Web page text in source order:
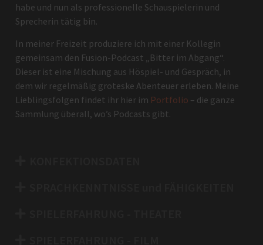
habe und nun als professionelle Schauspielerin und
Sprecherin tätig bin.
In meiner Freizeit produziere ich mit einer Kollegin
gemeinsam den Fusion-Podcast „Bitter im Abgang“.
Dieser ist eine Mischung aus Höspiel- und Gespräch, in
dem wir regelmäßig groteske Abenteuer erleben. Meine
Lieblingsfolgen findet ihr hier im Portfolio – die ganze
Sammlung überall, wo’s Podcasts gibt.